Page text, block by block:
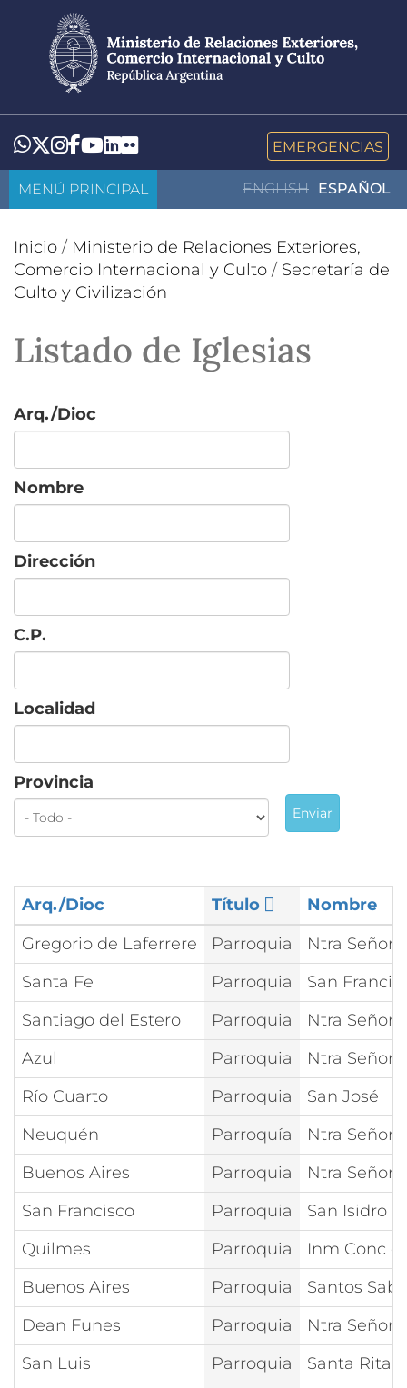
contenido
principal
Whatsapp
Twitter
Instagram
Facebook
YouTube
LinkedIn
Flickr EMERGENCIAS
ENGLISH ESPAÑOL
MENÚ PRINCIPAL
Inicio / Ministerio de Relaciones Exteriores,
Comercio Internacional y Culto / Secretaría de
Culto y Civilización
Listado de Iglesias
Arq./Dioc
Nombre
Dirección
C.P.
Localidad
Provincia
Enviar
Arq./Dioc Título
Nombre
Gregorio de Laferrere
Parroquia
Ntra
Santa Fe
Parroquia
San
Santiago del Estero
Parroquia
Ntra
Azul
Parroquia
Ntra
Río Cuarto
Parroquia
San José
Neuquén
Parroquía
Ntra
Buenos Aires
Parroquia
Ntra
San Francisco
Parroquia
San Isidro
Quilmes
Parroquia
Inm Conc
Buenos Aires
Parroquia
Santos
Dean Funes
Parroquia
Ntra
San Luis
Parroquia
Santa Rita